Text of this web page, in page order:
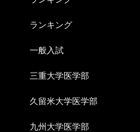
ランキング
一般入試
三重大学医学部
久留米大学医学部
九州大学医学部